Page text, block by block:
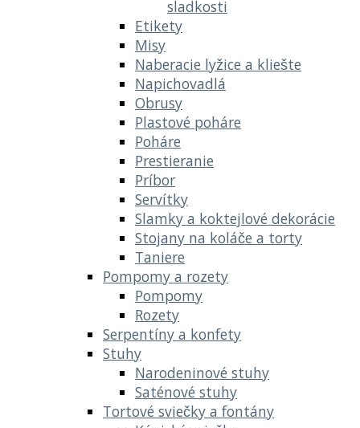
sladkosti
Etikety
Misy
Naberacie lyžice a kliešte
Napichovadlá
Obrusy
Plastové poháre
Poháre
Prestieranie
Príbor
Servítky
Slamky a koktejlové dekorácie
Stojany na koláče a torty
Taniere
Pompomy a rozety
Pompomy
Rozety
Serpentíny a konfety
Stuhy
Narodeninové stuhy
Saténové stuhy
Tortové sviečky a fontány